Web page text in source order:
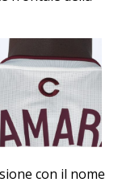
con il nome